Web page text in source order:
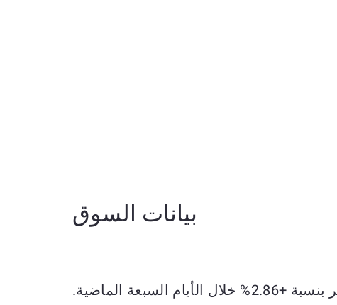
بيانات السوق